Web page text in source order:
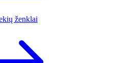
ženklai